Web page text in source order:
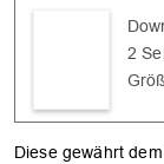
2
Diese gewährt